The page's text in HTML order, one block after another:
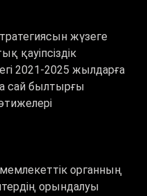
жүзеге
қауіпсіздік
2021-2025 жылдарға
сай былтырғы
органның
орындалуы